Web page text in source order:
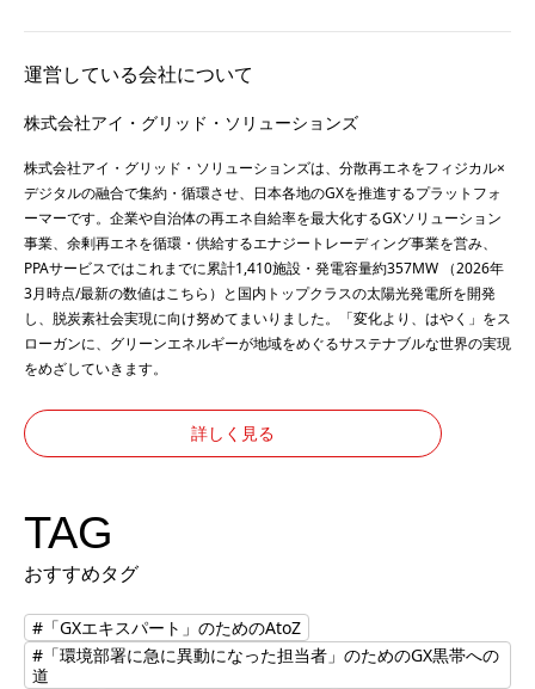
運営している会社について
株式会社アイ・グリッド・ソリューションズ
株式会社アイ・グリッド・ソリューションズは、分散再エネをフィジカル×
デジタルの融合で集約・循環させ、日本各地のGXを推進するプラットフォ
ーマーです。企業や自治体の再エネ自給率を最大化するGXソリューション
事業、余剰再エネを循環・供給するエナジートレーディング事業を営み、
PPAサービスではこれまでに累計1,410施設・発電容量約357MW （2026年
3月時点/最新の数値はこちら ）と国内トップクラスの太陽光発電所を開発
し、脱炭素社会実現に向け努めてまいりました。「変化より、はやく」をス
ローガンに、グリーンエネルギーが地域をめぐるサステナブルな世界の実現
をめざしていきます。
詳しく見る
TAG
おすすめタグ
#「GXエキスパート」のためのAtoZ
#「環境部署に急に異動になった担当者」のためのGX黒帯への
道